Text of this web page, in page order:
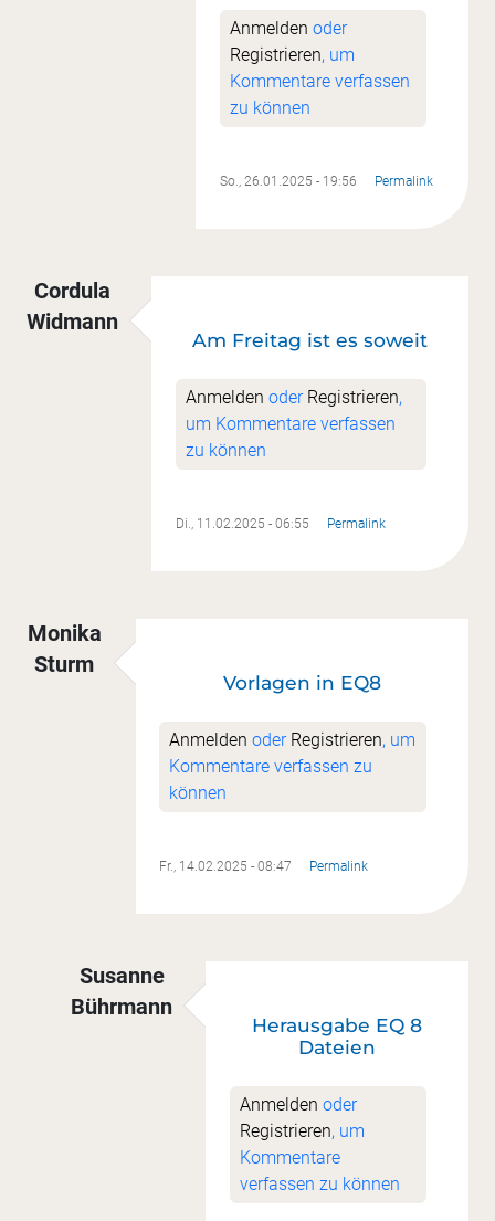
Anmelden oder
Registrieren, um
Kommentare verfassen
zu können
So., 26.01.2025 - 19:56 Permalink
Cordula
Widmann
Am Freitag ist es soweit
Anmelden oder Registrieren,
um Kommentare verfassen
zu können
Di., 11.02.2025 - 06:55 Permalink
Monika
Sturm
Vorlagen in EQ8
Anmelden oder Registrieren, um
Kommentare verfassen zu
können
Fr., 14.02.2025 - 08:47 Permalink
Susanne
Bührmann
Vorlagen in EQ8von Monika
Herausgabe EQ 8
Dateien
Anmelden oder
Registrieren, um
Kommentare
verfassen zu können